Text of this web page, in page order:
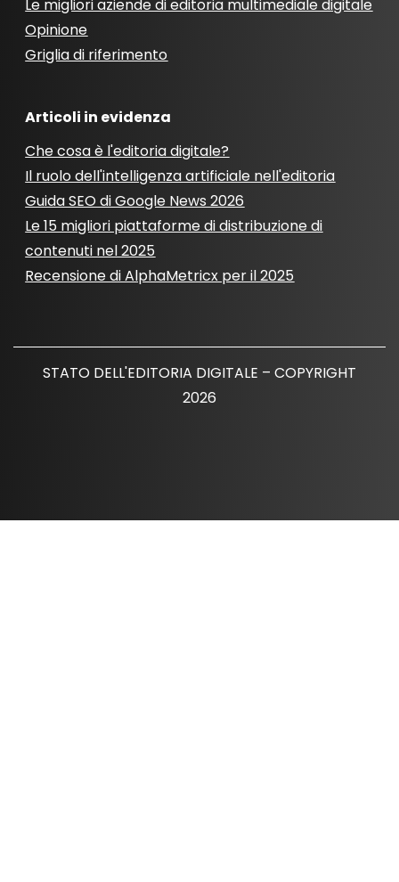
Le migliori aziende di editoria multimediale digitale
Opinione
Griglia di riferimento
Articoli in evidenza
Che cosa è l'editoria digitale?
Il ruolo dell'intelligenza artificiale nell'editoria
Guida SEO di Google News 2026
Le 15 migliori piattaforme di distribuzione di
contenuti nel 2025
Recensione di AlphaMetricx per il 2025
STATO DELL'EDITORIA DIGITALE – COPYRIGHT
2026